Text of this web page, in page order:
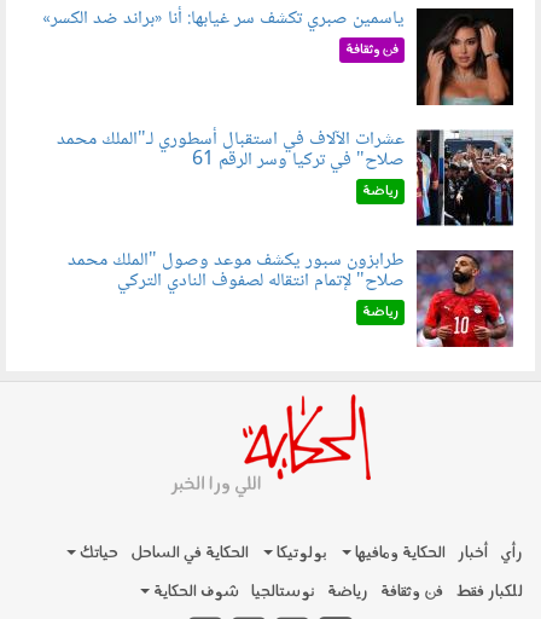
050802.jpg
ياسمين صبري تكشف سر غيابها: أنا «براند ضد الكسر»
فن وثقافة
050803.jpg
عشرات الآلاف في استقبال أسطوري لـ"الملك محمد
صلاح" في تركيا وسر الرقم 61
رياضة
050801.jpg
طرابزون سبور يكشف موعد وصول "الملك محمد
صلاح" لإتمام انتقاله لصفوف النادي التركي
رياضة
رأي أخبار الحكاية ومافيها بولوتيكا الحكاية في الساحل
حياتك
للكبار فقط فن وثقافة رياضة نوستالجيا شوف الحكاية